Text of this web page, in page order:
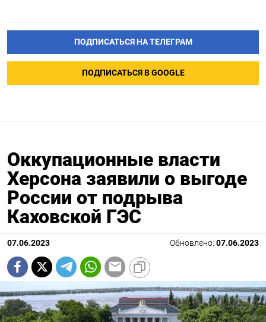
ПОДПИСАТЬСЯ НА ТЕЛЕГРАМ
ПОДПИСАТЬСЯ В GOOGLE
Оккупационные власти
Херсона заявили о выгоде
России от подрыва
Каховской ГЭС
07.06.2023 Обновлено: 07.06.2023